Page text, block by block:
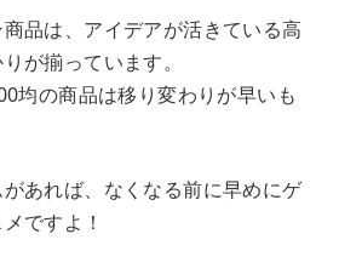
品は、アイデアが活きている高
が揃っています。
均の商品は移り変わりが早いも
あれば、なくなる前に早めにゲ
ですよ！